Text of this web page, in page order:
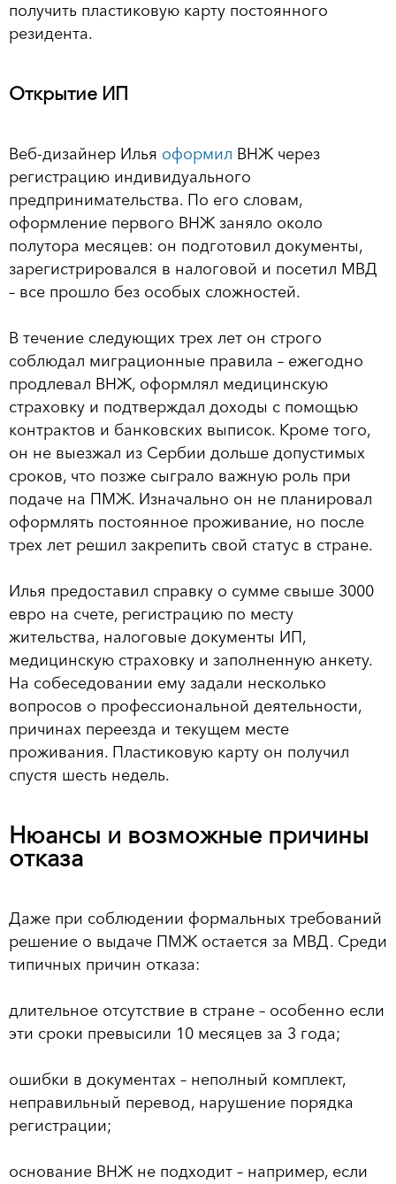
получить пластиковую карту постоянного
резидента.
Открытие ИП
Веб-дизайнер Илья оформил ВНЖ через
регистрацию индивидуального
предпринимательства. По его словам,
оформление первого ВНЖ заняло около
полутора месяцев: он подготовил документы,
зарегистрировался в налоговой и посетил МВД
– все прошло без особых сложностей.
В течение следующих трех лет он строго
соблюдал миграционные правила – ежегодно
продлевал ВНЖ, оформлял медицинскую
страховку и подтверждал доходы с помощью
контрактов и банковских выписок. Кроме того,
он не выезжал из Сербии дольше допустимых
сроков, что позже сыграло важную роль при
подаче на ПМЖ. Изначально он не планировал
оформлять постоянное проживание, но после
трех лет решил закрепить свой статус в стране.
Илья предоставил справку о сумме свыше 3000
евро на счете, регистрацию по месту
жительства, налоговые документы ИП,
медицинскую страховку и заполненную анкету.
На собеседовании ему задали несколько
вопросов о профессиональной деятельности,
причинах переезда и текущем месте
проживания. Пластиковую карту он получил
спустя шесть недель.
Нюансы и возможные причины
отказа
Даже при соблюдении формальных требований
решение о выдаче ПМЖ остается за МВД. Среди
типичных причин отказа:
длительное отсутствие в стране – особенно если
эти сроки превысили 10 месяцев за 3 года;
ошибки в документах – неполный комплект,
неправильный перевод, нарушение порядка
регистрации;
основание ВНЖ не подходит – например, если